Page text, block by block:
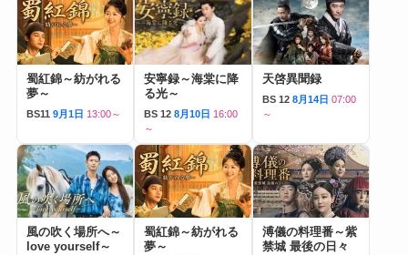
蜀紅錦～紡がれる
夢～
BS11 9月1日 13:00～
安寧録～海棠に降
る光～
BS 12 8月10日 16:00
～
天啓異聞録
BS 12 8月14日 07:00
～
風の吹く場所へ～
love yourself～
蜀紅錦～紡がれる
夢～
溥儀の料理番～紫
禁城 最後の日々